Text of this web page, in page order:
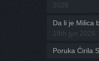
2026
Da li je Milica
18th јул 2026
Poruka Ćirila